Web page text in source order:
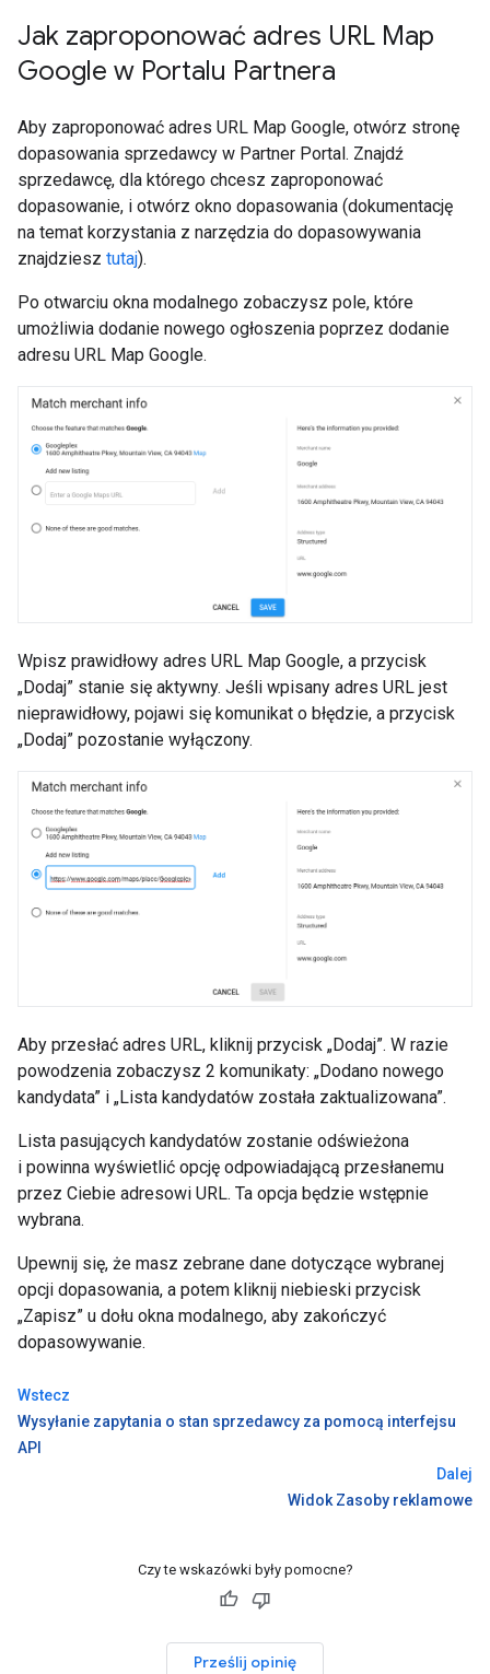
Jak zaproponować adres URL Map
Google w Portalu Partnera
Aby zaproponować adres URL Map Google, otwórz stronę
dopasowania sprzedawcy w Partner Portal. Znajdź
sprzedawcę, dla którego chcesz zaproponować
dopasowanie, i otwórz okno dopasowania (dokumentację
na temat korzystania z narzędzia do dopasowywania
znajdziesz tutaj).
Po otwarciu okna modalnego zobaczysz pole, które
umożliwia dodanie nowego ogłoszenia poprzez dodanie
adresu URL Map Google.
Wpisz prawidłowy adres URL Map Google, a przycisk
„Dodaj” stanie się aktywny. Jeśli wpisany adres URL jest
nieprawidłowy, pojawi się komunikat o błędzie, a przycisk
„Dodaj” pozostanie wyłączony.
Aby przesłać adres URL, kliknij przycisk „Dodaj”. W razie
powodzenia zobaczysz 2 komunikaty: „Dodano nowego
kandydata” i „Lista kandydatów została zaktualizowana”.
Lista pasujących kandydatów zostanie odświeżona
i powinna wyświetlić opcję odpowiadającą przesłanemu
przez Ciebie adresowi URL. Ta opcja będzie wstępnie
wybrana.
Upewnij się, że masz zebrane dane dotyczące wybranej
opcji dopasowania, a potem kliknij niebieski przycisk
„Zapisz” u dołu okna modalnego, aby zakończyć
dopasowywanie.
Wstecz
Wysyłanie zapytania o stan sprzedawcy za pomocą interfejsu
API
Dalej
Widok Zasoby reklamowe
Czy te wskazówki były pomocne?
Prześlij opinię